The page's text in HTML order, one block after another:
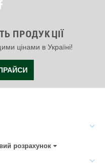
ПРОДУКЦІЇ
цінами в Україні!
розрахунок